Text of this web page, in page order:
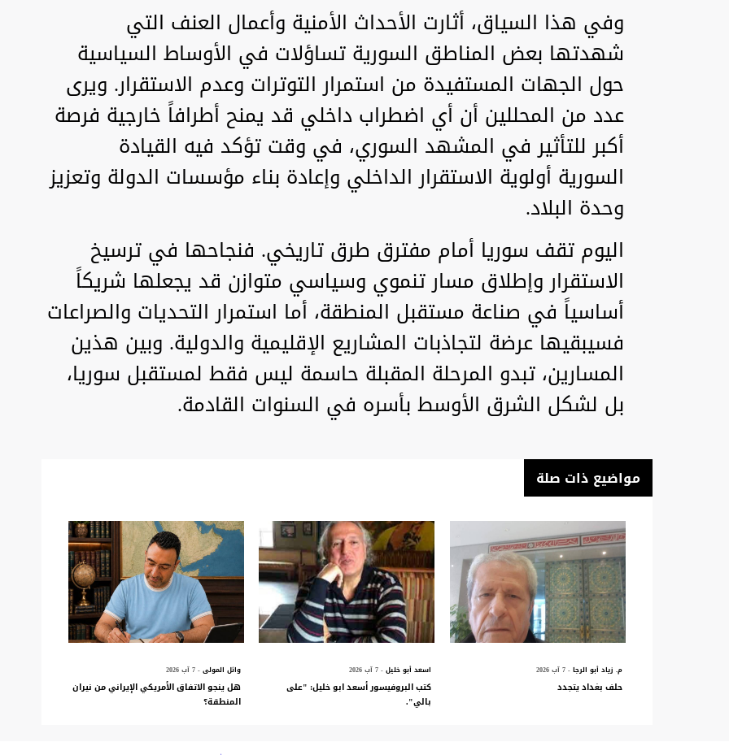
‏وفي هذا السياق، أثارت الأحداث الأمنية وأعمال العنف التي
شهدتها بعض المناطق السورية تساؤلات في الأوساط السياسية
حول الجهات المستفيدة من استمرار التوترات وعدم الاستقرار. ويرى
عدد من المحللين أن أي اضطراب داخلي قد يمنح أطرافاً خارجية فرصة
أكبر للتأثير في المشهد السوري، في وقت تؤكد فيه القيادة
السورية أولوية الاستقرار الداخلي وإعادة بناء مؤسسات الدولة وتعزيز
وحدة البلاد.
‏اليوم تقف سوريا أمام مفترق طرق تاريخي. فنجاحها في ترسيخ
الاستقرار وإطلاق مسار تنموي وسياسي متوازن قد يجعلها شريكاً
أساسياً في صناعة مستقبل المنطقة، أما استمرار التحديات والصراعات
فسيبقيها عرضة لتجاذبات المشاريع الإقليمية والدولية. وبين هذين
المسارين، تبدو المرحلة المقبلة حاسمة ليس فقط لمستقبل سوريا،
بل لشكل الشرق الأوسط بأسره في السنوات القادمة.
مواضيع ذات صلة
م. زياد أبو الرجا- 7 آب 2026
حلف بغداد يتجدد
اسعد أبو خليل - 7 آب 2026
كتب البروفيسور أسعد ابو خليل: "على
بالي".
وائل المولى- 7 آب 2026
هل ينجو الاتفاق الأمريكي الإيراني من نيران
المنطقة؟